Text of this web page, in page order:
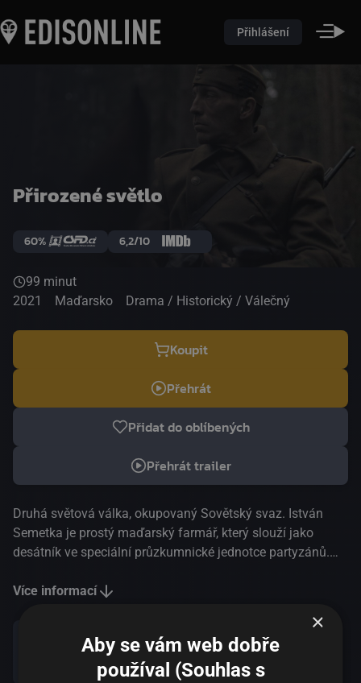
Přihlášení
Přirozené světlo
60% 6,2/10
99 minut
2021
Maďarsko Drama / Historický / Válečný
Koupit
Přehrát
Přidat do oblíbených
Přehrát trailer
Druhá světová válka, okupovaný Sovětský svaz. István
Semetka je prostý maďarský farmář, který slouží jako
desátník ve speciální průzkumnické jednotce partyzánů.
nepřátelskou palbou. Když je zabit velitel, Semetka musí
Berlinale | Nejlepší režie 2021
Více informací
×
Aby se vám web dobře
používal (Souhlas s